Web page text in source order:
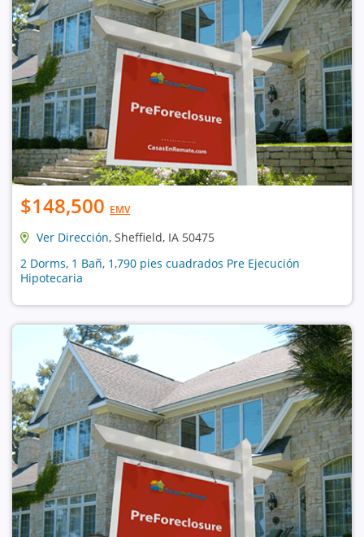
$148,500 EMV
Ver Dirección, Sheffield, IA 50475
2 Dorms, 1 Bañ, 1,790 pies cuadrados Pre Ejecución
Hipotecaria